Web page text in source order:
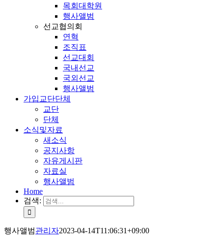
목회대학원
행사앨범
선교협의회
연혁
조직표
선교대회
국내선교
국외선교
행사앨범
가입교단단체
교단
단체
소식및자료
새소식
공지사항
자유게시판
자료실
행사앨범
Home
검색:
행사앨범관리자2023-04-14T11:06:31+09:00